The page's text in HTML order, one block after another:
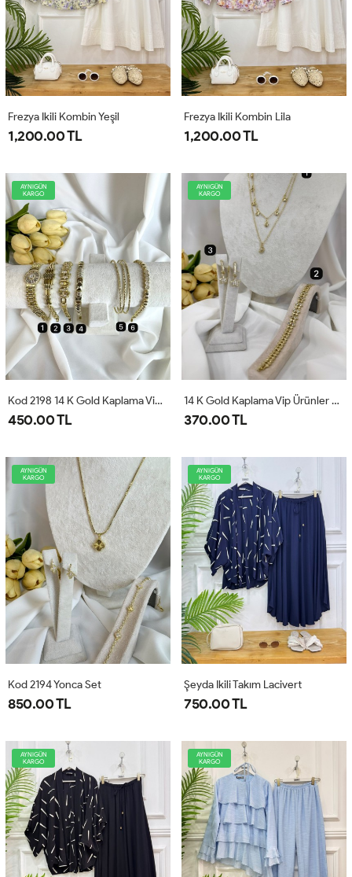
Frezya Ikili Kombin Yeşil
1,200.00 TL
Frezya Ikili Kombin Lila
1,200.00 TL
AYNIGÜN
KARGO
Kod 2198 14 K Gold Kaplama Vip Bileklik
450.00 TL
AYNIGÜN
KARGO
14 K Gold Kaplama Vip Ürünler Kod 2196
370.00 TL
AYNIGÜN
KARGO
Kod 2194 Yonca Set
850.00 TL
AYNIGÜN
KARGO
Şeyda Ikili Takım Lacivert
750.00 TL
AYNIGÜN
KARGO
AYNIGÜN
KARGO